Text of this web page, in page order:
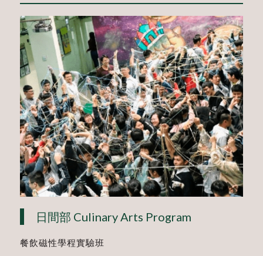
日間部 Culinary Arts Program
餐飲磁性學程實驗班